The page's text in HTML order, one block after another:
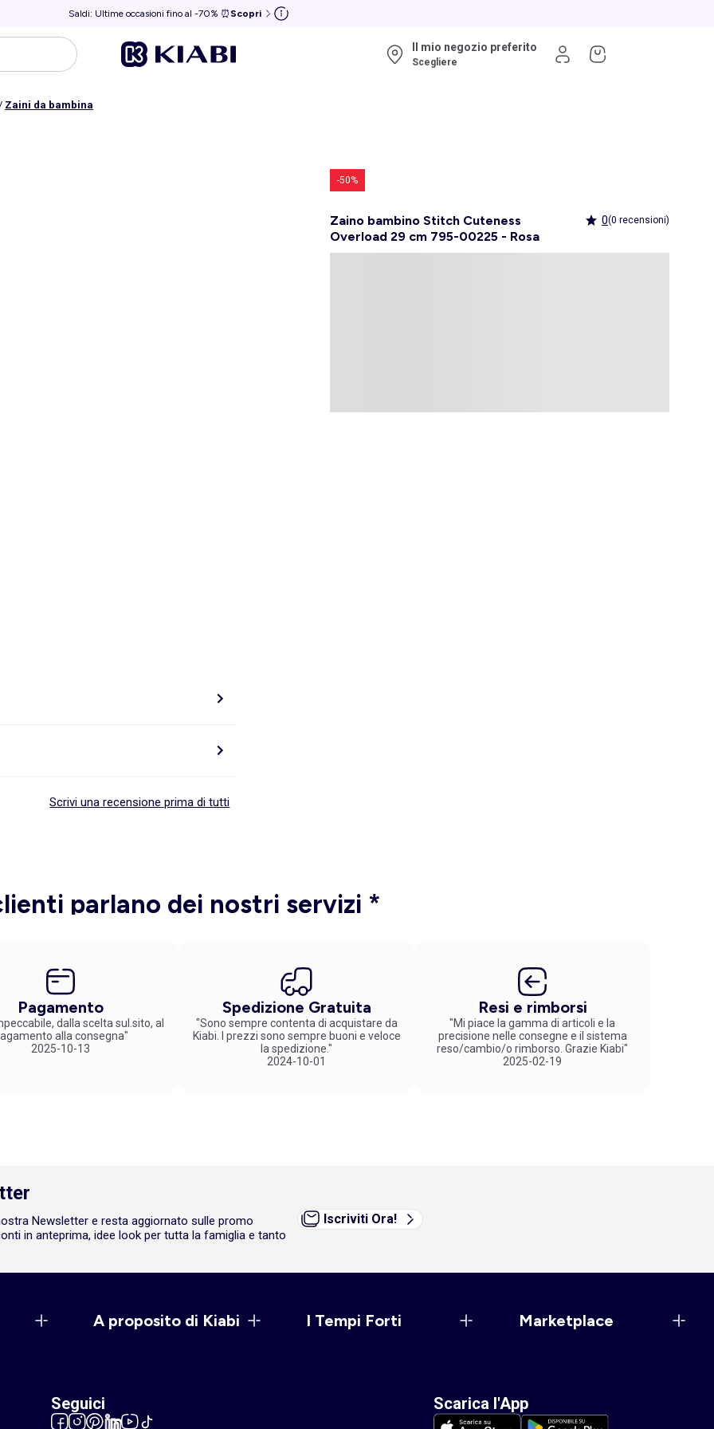
Saldi: Ultime occasioni fino al -70% ⏰ Scopri
Il mio negozio preferito
Scegliere
Zaini da bambina
-50%
Zaino bambino Stitch Cuteness
Overload 29 cm 795-00225 - Rosa
0(0 recensioni)
Scrivi una recensione prima di tutti
parlano dei nostri servizi *
Pagamento
dalla scelta sul.sito, al
alla consegna"
2025-10-13
Spedizione Gratuita
"Sono sempre contenta di acquistare da
Kiabi. I prezzi sono sempre buoni e veloce
la spedizione."
2024-10-01
Resi e rimborsi
"Mi piace la gamma di articoli e la
precisione nelle consegne e il sistema
reso/cambio/o rimborso. Grazie Kiabi"
2025-02-19
Newsletter e resta aggiornato sulle promo
in anteprima, idee look per tutta la famiglia e tanto
Iscriviti Ora!
A proposito di Kiabi I Tempi Forti Marketplace
Seguici Scarica l'App